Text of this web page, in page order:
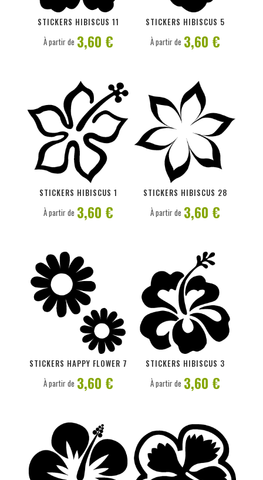
STICKERS HIBISCUS 11
PERSONNALISER
À partir de 3,60 €
STICKERS HIBISCUS 5
PERSONNALISER
À partir de 3,60 €
STICKERS HIBISCUS 1
PERSONNALISER
À partir de 3,60 €
STICKERS HIBISCUS 28
PERSONNALISER
À partir de 3,60 €
STICKERS HAPPY FLOWER 7
PERSONNALISER
À partir de 3,60 €
STICKERS HIBISCUS 3
PERSONNALISER
À partir de 3,60 €